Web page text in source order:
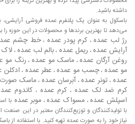
ساختار خود دارد. برای اطلاع از آخرین
ارتباط مستقیم با تامین کنندگان قالب
و اپلیکیشن باسکول استفاده کنید.
مرجع خرید و فروش عمده ایران، این
و فروشندگان قرار داده است تا بدون
با یکدیگر به صورت مستقیم ارتباط
فروش محصول مورد نظر خود اقدام کنند.
محصول مورد نظر خود نیز می توانید بعد
باسکولیا نصب اپلیکیشن باسکولبا
برقرار کرده و نسبت به استعلام قیمت
بهترین تامین کنندگان قالب رزین را پیدا
داشته باشید.
باسکول به عنوان یک پلتفرم عمده فروشی
می‌دهد تا بهترین برندها و محصولات در این حوزه را
رژ لب عمده، کرم پودر عمده ،خط چشم
آرایش عمده، ریمل عمده ، بالم لب عمده،
روغن آرگان عمده،ماسک مو عمده ، رنگ مو
مو عمده ،چسب مو عمده ، عطر عمده ، ادکلن
عمده ،تونر عمده، آبرسان عمده ،ماسک
کرم ضد لک عمده ، کرم عمده ، کاندوم
اسپلش عمده، مسواک عمده، موبر عمدهبا
با تولیدکنندگان و توزیع‌کنندگان معتبر در این صنعت
نیاز خود را به صورت عمده تهیه کنید. با استفاده از